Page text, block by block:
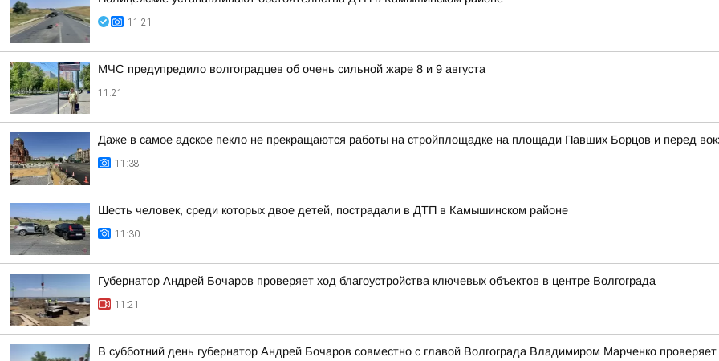
11:21
МЧС предупредило волгоградцев об очень сильной жаре 8 и 9 августа
11:21
Даже в самое адское пекло не прекращаются работы на стройплощадке на площади Павших Борцов и перед
11:38
Шесть человек, среди которых двое детей, пострадали в ДТП в Камышинском районе
11:30
Губернатор Андрей Бочаров проверяет ход благоустройства ключевых объектов в центре Волгограда
11:21
В субботний день губернатор Андрей Бочаров совместно с главой Волгограда Владимиром Марченко